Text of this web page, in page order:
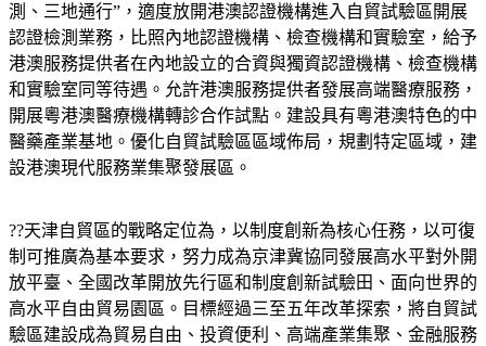
測、三地通行”，適度放開港澳認證機構進入自貿試驗區開展
認證檢測業務，比照內地認證機構、檢查機構和實驗室，給予
港澳服務提供者在內地設立的合資與獨資認證機構、檢查機構
和實驗室同等待遇。允許港澳服務提供者發展高端醫療服務，
開展粵港澳醫療機構轉診合作試點。建設具有粵港澳特色的中
醫藥產業基地。優化自貿試驗區區域佈局，規劃特定區域，建
設港澳現代服務業集聚發展區。
??天津自貿區的戰略定位為，以制度創新為核心任務，以可復
制可推廣為基本要求，努力成為京津冀協同發展高水平對外開
放平臺、全國改革開放先行區和制度創新試驗田、面向世界的
高水平自由貿易園區。目標經過三至五年改革探索，將自貿試
驗區建設成為貿易自由、投資便利、高端產業集聚、金融服務